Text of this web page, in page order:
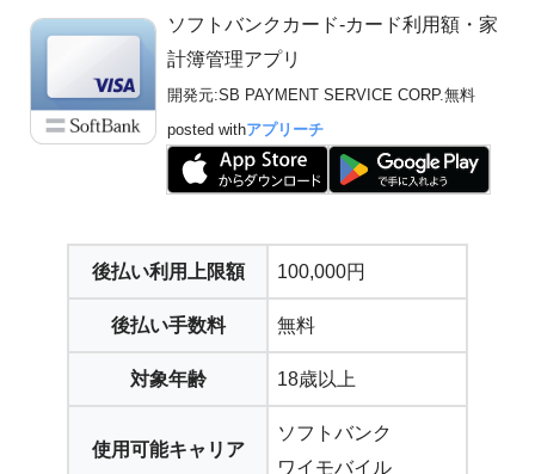
ソフトバンクカード-カード利用額・家
計簿管理アプリ
開発元:SB PAYMENT SERVICE CORP. 無料
posted withアプリーチ
後払い利用上限額 100,000円
後払い手数料 無料
対象年齢 18歳以上
使用可能キャリア
ソフトバンク
ワイモバイル